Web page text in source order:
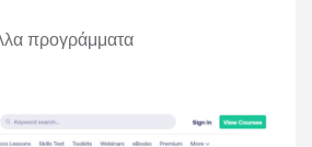
προγράμματα